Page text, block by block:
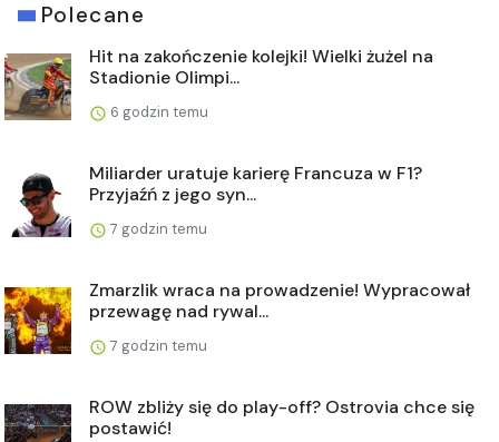
Polecane
Hit na zakończenie kolejki! Wielki żużel na
Stadionie Olimpi...
6 godzin temu
Miliarder uratuje karierę Francuza w F1?
Przyjaźń z jego syn...
7 godzin temu
Zmarzlik wraca na prowadzenie! Wypracował
przewagę nad rywal...
7 godzin temu
ROW zbliży się do play-off? Ostrovia chce się
postawić!